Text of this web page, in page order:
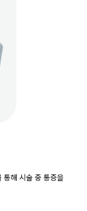
통해 시술 중 통증을